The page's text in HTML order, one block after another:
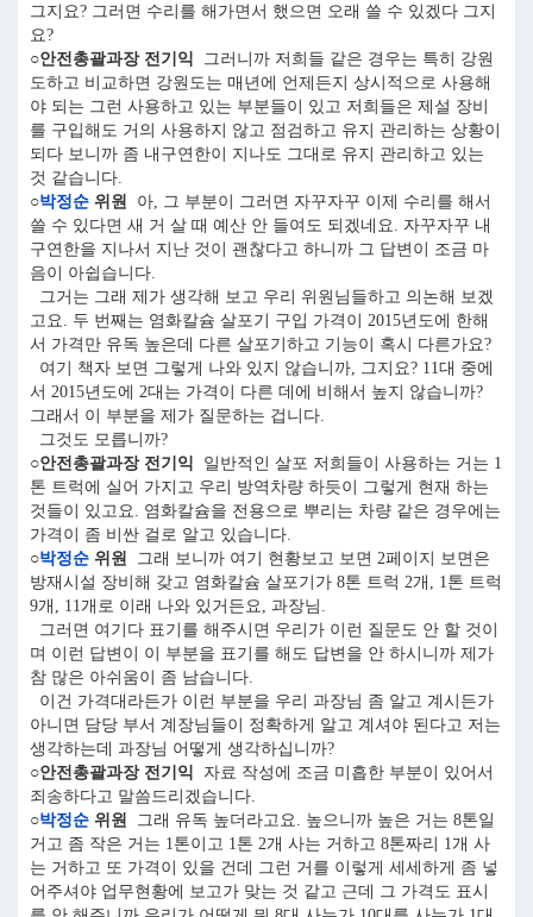
그지요? 그러면 수리를 해가면서 했으면 오래 쓸 수 있겠다 그지
요?
○안전총괄과장 전기익
그러니까 저희들 같은 경우는 특히 강원
도하고 비교하면 강원도는 매년에 언제든지 상시적으로 사용해
야 되는 그런 사용하고 있는 부분들이 있고 저희들은 제설 장비
를 구입해도 거의 사용하지 않고 점검하고 유지 관리하는 상황이
되다 보니까 좀 내구연한이 지나도 그대로 유지 관리하고 있는
것 같습니다.
○박정순 위원
아, 그 부분이 그러면 자꾸자꾸 이제 수리를 해서
쓸 수 있다면 새 거 살 때 예산 안 들여도 되겠네요. 자꾸자꾸 내
구연한을 지나서 지난 것이 괜찮다고 하니까 그 답변이 조금 마
음이 아쉽습니다.
그거는 그래 제가 생각해 보고 우리 위원님들하고 의논해 보겠
고요. 두 번째는 염화칼슘 살포기 구입 가격이 2015년도에 한해
서 가격만 유독 높은데 다른 살포기하고 기능이 혹시 다른가요?
여기 책자 보면 그렇게 나와 있지 않습니까, 그지요? 11대 중에
서 2015년도에 2대는 가격이 다른 데에 비해서 높지 않습니까?
그래서 이 부분을 제가 질문하는 겁니다.
그것도 모릅니까?
○안전총괄과장 전기익
일반적인 살포 저희들이 사용하는 거는 1
톤 트럭에 실어 가지고 우리 방역차량 하듯이 그렇게 현재 하는
것들이 있고요. 염화칼슘을 전용으로 뿌리는 차량 같은 경우에는
가격이 좀 비싼 걸로 알고 있습니다.
○박정순 위원
그래 보니까 여기 현황보고 보면 2페이지 보면은
방재시설 장비해 갖고 염화칼슘 살포기가 8톤 트럭 2개, 1톤 트럭
9개, 11개로 이래 나와 있거든요, 과장님.
그러면 여기다 표기를 해주시면 우리가 이런 질문도 안 할 것이
며 이런 답변이 이 부분을 표기를 해도 답변을 안 하시니까 제가
참 많은 아쉬움이 좀 남습니다.
이건 가격대라든가 이런 부분을 우리 과장님 좀 알고 계시든가
아니면 담당 부서 계장님들이 정확하게 알고 계셔야 된다고 저는
생각하는데 과장님 어떻게 생각하십니까?
○안전총괄과장 전기익
자료 작성에 조금 미흡한 부분이 있어서
죄송하다고 말씀드리겠습니다.
○박정순 위원
그래 유독 높더라고요. 높으니까 높은 거는 8톤일
거고 좀 작은 거는 1톤이고 1톤 2개 사는 거하고 8톤짜리 1개 사
는 거하고 또 가격이 있을 건데 그런 거를 이렇게 세세하게 좀 넣
어주셔야 업무현황에 보고가 맞는 것 같고 근데 그 가격도 표시